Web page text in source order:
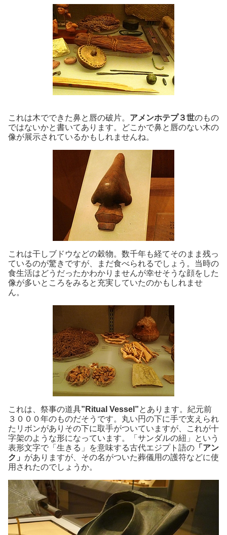
これは木でできた鼻と唇の破片。 アメンホテプ３世のもの
ではないかと書いてあります。どこかで鼻と唇のない木の
像が展示されているかもしれませんね。
これは干しブドウなどの穀物。数千年も経てそのまま残っ
ているのが驚きですが、まだ食べられるでしょう。当時の
食生活はどうだったかわかりませんが幸せそうな顔をした
像が多いところをみると充実していたのかもしれませ
ん。
これは、祭事の道具”Ritual Vessel”とあります。紀元前
３０００年のものだそうです。丸い円の下に手で支えられ
たリボンがありその下に取手がついていますが、これが十
字架のような形になっています。「サンダルの紐」という
表形文字で「生きる」を意味する古代エジプト語の 「アン
ク」 がありますが、その名がついた葬儀用の護符などに使
用されたのでしょうか。